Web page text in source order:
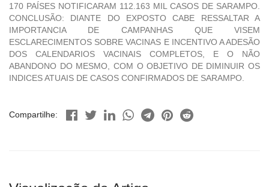
170 PAÍSES NOTIFICARAM 112.163 MIL CASOS DE SARAMPO.
CONCLUSÃO: DIANTE DO EXPOSTO CABE RESSALTAR A
IMPORTANCIA DE CAMPANHAS QUE VISEM
ESCLARECIMENTOS SOBRE VACINAS E INCENTIVO A ADESÃO
DOS CALENDARIOS VACINAIS COMPLETOS, E O NÃO
ABANDONO DO MESMO, COM O OBJETIVO DE DIMINUIR OS
INDICES ATUAIS DE CASOS CONFIRMADOS DE SARAMPO.
Compartilhe: